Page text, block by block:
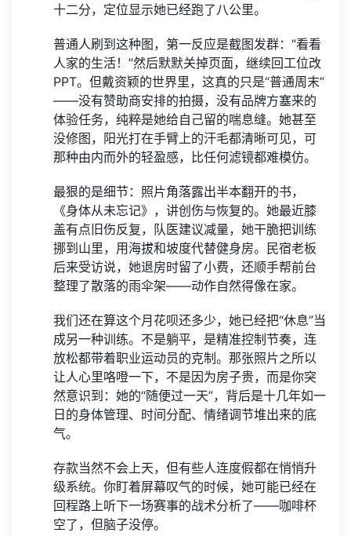
十二分，定位显示她已经跑了八公里。
普通人刷到这种图，第一反应是截图发群：“看看
人家的生活！”然后默默关掉页面，继续回工位改
PPT。但戴资颖的世界里，这真的只是“普通周末”
——没有赞助商安排的拍摄，没有品牌方塞来的
体验任务，纯粹是她给自己留的喘息缝。她甚至
没修图，阳光打在手臂上的汗毛都清晰可见，可
那种由内而外的轻盈感，比任何滤镜都难模仿。
最狠的是细节：照片角落露出半本翻开的书，
《身体从未忘记》，讲创伤与恢复的。她最近膝
盖有点旧伤反复，队医建议减量，她干脆把训练
挪到山里，用海拔和坡度代替健身房。民宿老板
后来受访说，她退房时留了小费，还顺手帮前台
整理了散落的雨伞架——动作自然得像在家。
我们还在算这个月花呗还多少，她已经把“休息”当
成另一种训练。不是躺平，是精准控制节奏，连
放松都带着职业运动员的克制。那张照片之所以
让人心里咯噔一下，不是因为房子贵，而是你突
然意识到：她的“随便过一天”，背后是十几年如一
日的身体管理、时间分配、情绪调节堆出来的底
气。
存款当然不会上天，但有些人连度假都在悄悄升
级系统。你盯着屏幕叹气的时候，她可能已经在
回程路上听下一场赛事的战术分析了——咖啡杯
空了，但脑子没停。